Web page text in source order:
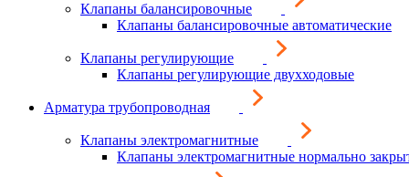
Клапаны балансировочные
Клапаны балансировочные автоматические
Клапаны регулирующие
Клапаны регулирующие двухходовые
Арматура трубопроводная
Клапаны электромагнитные
Клапаны электромагнитные нормально